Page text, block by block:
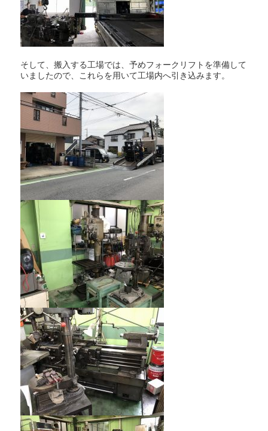
そして、搬入する工場では、予めフォークリフトを準備して
いましたので、これらを用いて工場内へ引き込みます。